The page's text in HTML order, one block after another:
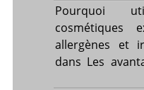
Pourquoi
cosmétiques
allergènes et
dans Les